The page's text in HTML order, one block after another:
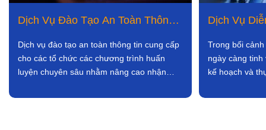
Dịch Vụ Đào Tạo An Toàn Thông
Dịch vụ đào tạo an toàn thông tin cung cấp
cho các tổ chức các chương trình huấn
luyện chuyên sâu nhằm nâng cao nhận
Dịch Vụ
Trong bối
ngày càng
kế hoạch và